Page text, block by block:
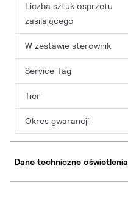
Liczba sztuk osprzętu
zasilającego
W zestawie sterownik
Service Tag
Tier
Okres gwarancji
Dane techniczne oświetlenia